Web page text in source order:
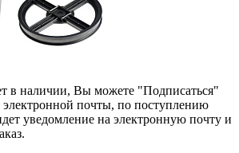
в наличии, Вы можете "Подписаться"
электронной почты, по поступлению
уведомление на электронную почту и